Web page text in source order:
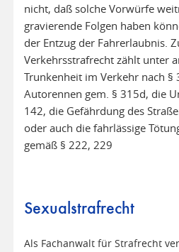
nicht, daß solche Vorwürfe
gravierende Folgen haben
der Entzug der Fahrerlaubnis.
Verkehrsstrafrecht zählt unter
Trunkenheit im Verkehr nach §
Autorennen gem. § 315d, die
142, die Gefährdung des
oder auch die fahrlässige
gemäß § 222, 229
Sexualstrafrecht
Als Fachanwalt für Strafrecht